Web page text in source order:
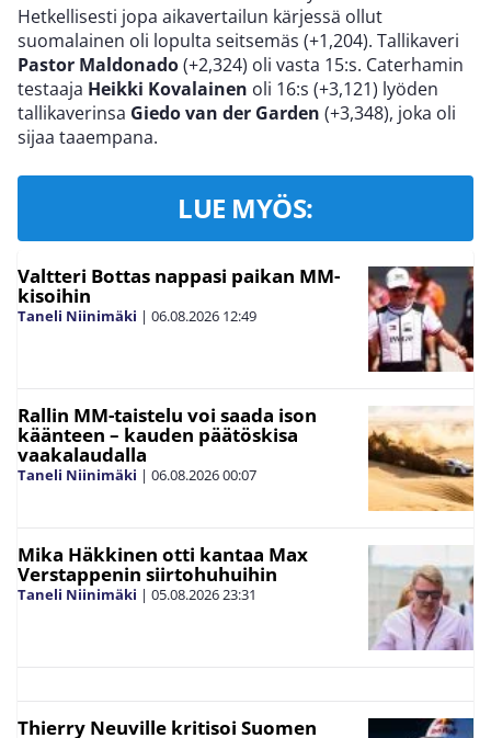
Hetkellisesti jopa aikavertailun kärjessä ollut
suomalainen oli lopulta seitsemäs (+1,204). Tallikaveri
Pastor Maldonado(+2,324) oli vasta 15:s. Caterhamin
testaaja Heikki Kovalainen oli 16:s (+3,121) lyöden
tallikaverinsa Giedo van der Garden (+3,348), joka oli
sijaa taaempana.
LUE MYÖS:
Valtteri Bottas nappasi paikan MM-
kisoihin
Taneli Niinimäki | 06.08.2026 12:49
Rallin MM-taistelu voi saada ison
käänteen – kauden päätöskisa
vaakalaudalla
Taneli Niinimäki | 06.08.202600:07
Mika Häkkinen otti kantaa Max
Verstappenin siirtohuhuihin
Taneli Niinimäki | 05.08.202623:31
Thierry Neuville kritisoi Suomen